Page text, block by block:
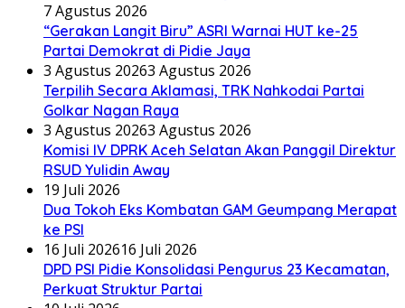
7 Agustus 2026
“Gerakan Langit Biru” ASRI Warnai HUT ke-25
Partai Demokrat di Pidie Jaya
3 Agustus 20263 Agustus 2026
Terpilih Secara Aklamasi, TRK Nahkodai Partai
Golkar Nagan Raya
3 Agustus 20263 Agustus 2026
Komisi IV DPRK Aceh Selatan Akan Panggil Direktur
RSUD Yulidin Away
19 Juli 2026
Dua Tokoh Eks Kombatan GAM Geumpang Merapat
ke PSI
16 Juli 202616 Juli 2026
DPD PSI Pidie Konsolidasi Pengurus 23 Kecamatan,
Perkuat Struktur Partai